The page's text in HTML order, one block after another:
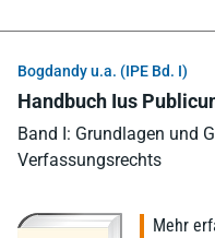
Bogdandy u.a. (IPE Bd. I)
Handbuch Ius
Band I: Grundlagen und
Verfassungsrechts
Mehr